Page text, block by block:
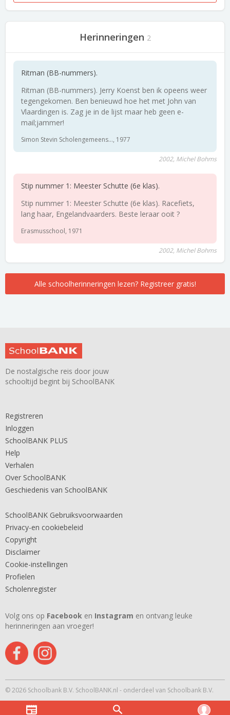
Herinneringen 2
Ritman (BB-nummers).
Ritman (BB-nummers). Jerry Koenst ben ik opeens weer
tegengekomen. Ben benieuwd hoe het met John van
Vlaardingen is. Zag je in de lijst maar heb geen e-
mail;jammer!
Simon Stevin Scholengemeens..., 1977
2002, Michel Bohms
Stip nummer 1: Meester Schutte (6e klas).
Stip nummer 1: Meester Schutte (6e klas). Racefiets,
lang haar, Engelandvaarders. Beste leraar ooit ?
Erasmusschool, 1971
2002, Michel Bohms
Alle schoolherinneringen lezen? Registreer gratis!
De nostalgische reis door jouw
schooltijd begint bij SchoolBANK
Registreren
Inloggen
SchoolBANK PLUS
Help
Verhalen
Over SchoolBANK
Geschiedenis van SchoolBANK
SchoolBANK Gebruiksvoorwaarden
Privacy-en cookiebeleid
Copyright
Disclaimer
Cookie-instellingen
Profielen
Scholenregister
Volg ons op Facebook en Instagram en ontvang leuke
herinneringen aan vroeger!
© 2026 Schoolbank B.V. SchoolBANK.nl - onderdeel van Schoolbank B.V.